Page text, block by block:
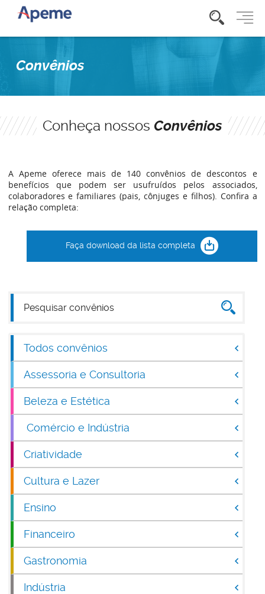
Convênios
Conheça nossos Convênios
A Apeme oferece mais de 140 convênios de descontos e
benefícios que podem ser usufruídos pelos associados,
colaboradores e familiares (pais, cônjuges e filhos). Confira a
relação completa:
Faça download da lista completa
Todos convênios
Assessoria e Consultoria
Beleza e Estética
Comércio e Indústria
Criatividade
Cultura e Lazer
Ensino
Financeiro
Gastronomia
Indústria